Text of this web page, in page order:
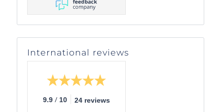
International reviews
9.9 / 10 24 reviews